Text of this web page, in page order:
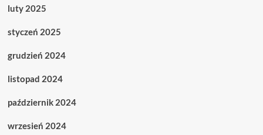
luty 2025
styczeń 2025
grudzień 2024
listopad 2024
październik 2024
wrzesień 2024